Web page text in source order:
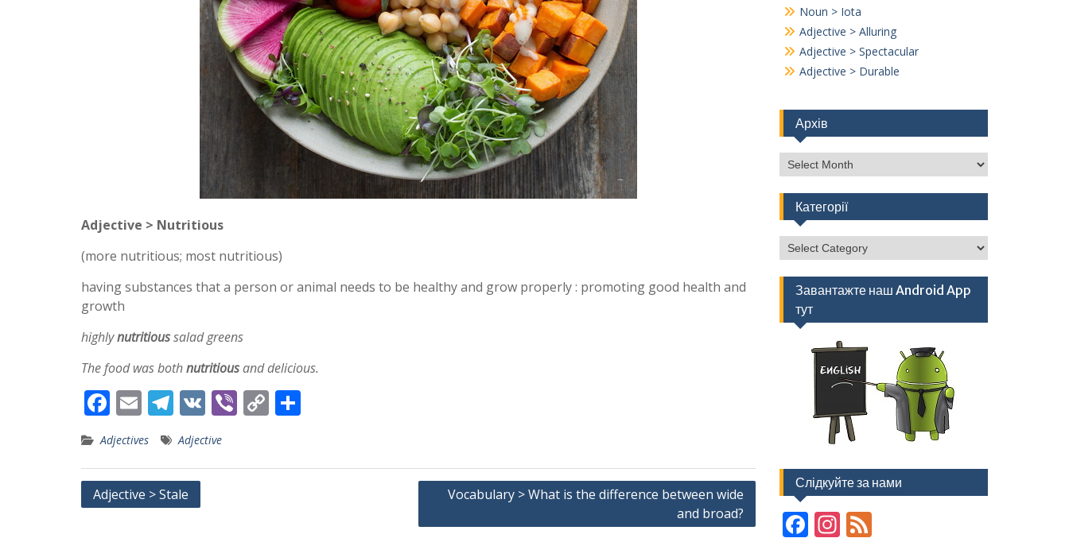
Adjective > Nutritious
(more nutritious; most nutritious)
having substances that a person or animal needs to be healthy and grow properly : promoting good health and
growth
highlynutritioussalad greens
The food was bothnutritiousand delicious.
F
ac
e
b
o
E
m
ai
l
T
el
e
gr
a
V
K
Vi C
y e
Adjectives Adjective
Post
Adjective > Stale
Vocabulary > What is the difference between wide
and broad?
Noun > Iota
Adjective > Alluring
Adjective > Spectacular
Adjective > Durable
Архів
Архів
Категорії
Категорії
Завантажте наш Android App
тут
Слідкуйте за нами
F In F